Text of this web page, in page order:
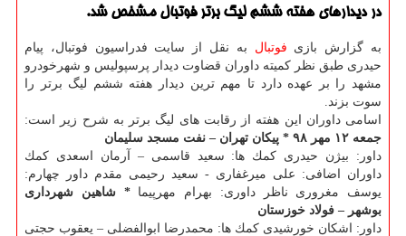
در دیدارهای هفته ششم لیگ برتر فوتبال مشخص شد.
به گزارش بازی فوتبال به نقل از سایت فدراسیون فوتبال، پیام
حیدری طبق نظر كمیته داوران قضاوت دیدار پرسپولیس و شهرخودرو
مشهد را بر عهده دارد تا مهم ترین دیدار هفته ششم لیگ برتر را
سوت بزند.
اسامی داوران این هفته از رقابت های لیگ برتر به شرح زیر است:
جمعه ۱۲ مهر ۹۸
* پیكان تهران – نفت مسجد سلیمان
داور: بیژن حیدری كمك ها: سعید قاسمی – آرمان اسعدی كمك
داوران اضافی: علی میرغفاری - سعید رحیمی مقدم داور چهارم:
یوسف مغروری ناظر داوری: بهرام مهرپیما* شاهین شهرداری
بوشهر – فولاد خوزستان
داور: اشكان خورشیدی كمك ها: محمدرضا ابوالفضلی – یعقوب حجتی